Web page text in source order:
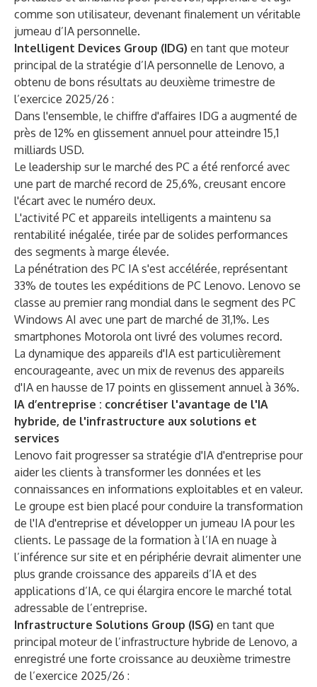
comme son utilisateur, devenant finalement un véritable
jumeau d’IA personnelle.
Intelligent Devices Group (IDG) en tant que moteur
principal de la stratégie d’IA personnelle de Lenovo, a
obtenu de bons résultats au deuxième trimestre de
l’exercice 2025/26 :
Dans l'ensemble, le chiffre d'affaires IDG a augmenté de
près de 12% en glissement annuel pour atteindre 15,1
milliards USD.
Le leadership sur le marché des PC a été renforcé avec
une part de marché record de 25,6%, creusant encore
l'écart avec le numéro deux.
L'activité PC et appareils intelligents a maintenu sa
rentabilité inégalée, tirée par de solides performances
des segments à marge élevée.
La pénétration des PC IA s'est accélérée, représentant
33% de toutes les expéditions de PC Lenovo. Lenovo se
classe au premier rang mondial dans le segment des PC
Windows AI avec une part de marché de 31,1%. Les
smartphones Motorola ont livré des volumes record.
La dynamique des appareils d'IA est particulièrement
encourageante, avec un mix de revenus des appareils
d'IA en hausse de 17 points en glissement annuel à 36%.
IA d’entreprise : concrétiser l'avantage de l'IA
hybride, de l'infrastructure aux solutions et
services
Lenovo fait progresser sa stratégie d'IA d'entreprise pour
aider les clients à transformer les données et les
connaissances en informations exploitables et en valeur.
Le groupe est bien placé pour conduire la transformation
de l'IA d'entreprise et développer un jumeau IA pour les
clients. Le passage de la formation à l’IA en nuage à
l’inférence sur site et en périphérie devrait alimenter une
plus grande croissance des appareils d’IA et des
applications d’IA, ce qui élargira encore le marché total
adressable de l’entreprise.
Infrastructure Solutions Group (ISG) en tant que
principal moteur de l’infrastructure hybride de Lenovo, a
enregistré une forte croissance au deuxième trimestre
de l’exercice 2025/26 :